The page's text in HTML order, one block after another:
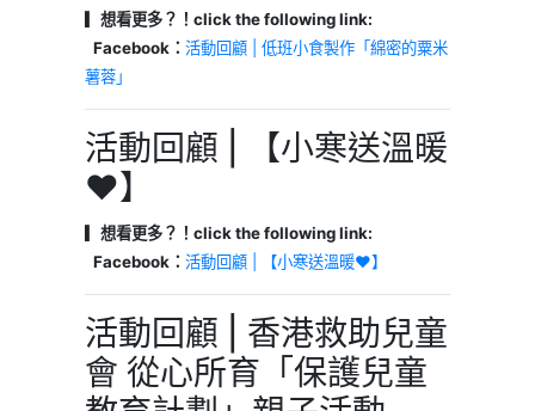
▎想看更多？！click the following link:
Facebook： 活動回顧 | 低班小食製作「綿密的粟米
薯蓉」
活動回顧 | 【小寒送溫暖
❤️】
▎想看更多？！click the following link:
Facebook： 活動回顧 | 【小寒送溫暖❤️】
活動回顧 | 香港救助兒童
會 從心所育「保護兒童